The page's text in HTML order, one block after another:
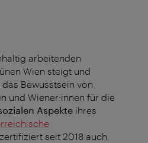
arbeitenden
Wien steigt und
Bewusstsein von
und Wiener:innen für die
Aspekte ihres
zertifiziert seit 2018 auch